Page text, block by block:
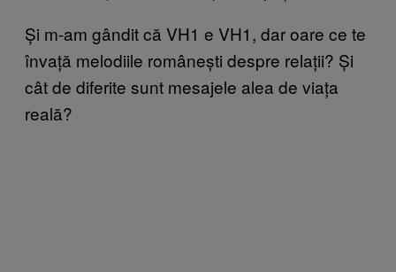
Și m-am gândit că VH1 e VH1, dar oare ce te
învață melodiile românești despre relații? Și
cât de diferite sunt mesajele alea de viața
reală?